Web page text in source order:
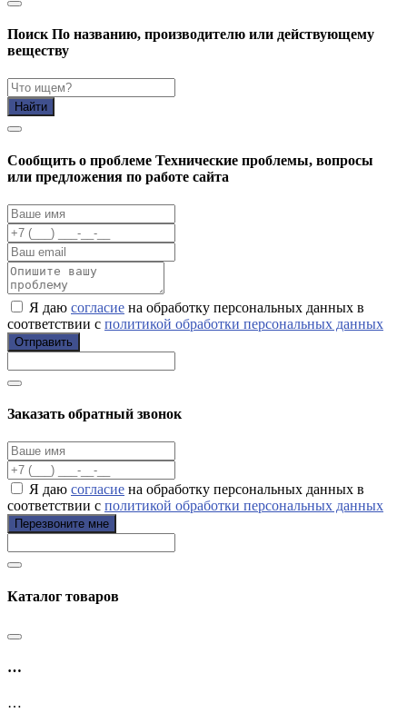
Поиск По названию, производителю или действующему
веществу
Найти
Cообщить о проблеме Технические проблемы, вопросы
или предложения по работе сайта
Я даю согласие на обработку персональных данных в
соответствии с политикой обработки персональных данных
Отправить
Заказать обратный звонок
Я даю согласие на обработку персональных данных в
соответствии с политикой обработки персональных данных
Перезвоните мне
Каталог товаров
…
…